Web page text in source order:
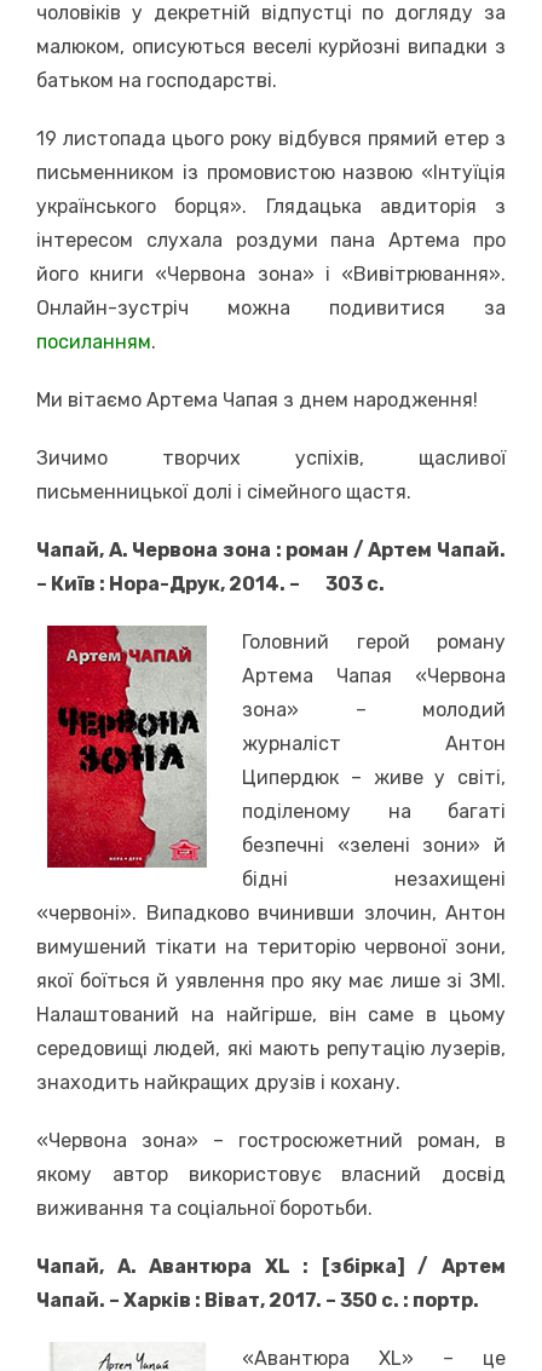
чоловіків у декретній відпустці по догляду за
малюком, описуються веселі курйозні випадки з
батьком на господарстві.
19 листопада цього року відбувся прямий етер з
письменником із промовистою назвою «Інтуїція
українського борця». Глядацька авдиторія з
інтересом слухала роздуми пана Артема про
його книги «Червона зона» і «Вивітрювання».
Онлайн-зустріч можна подивитися за
посиланням.
Ми вітаємо Артема Чапая з днем народження!
Зичимо творчих успіхів, щасливої
письменницької долі і сімейного щастя.
Чапай, А. Червона зона : роман / Артем Чапай.
– Київ : Нора-Друк, 2014. – 303 с.
Головний герой роману
Артема Чапая «Червона
зона» – молодий
журналіст Антон
Ципердюк – живе у світі,
поділеному на багаті
безпечні «зелені зони» й
бідні незахищені
«червоні». Випадково вчинивши злочин, Антон
вимушений тікати на територію червоної зони,
якої боїться й уявлення про яку має лише зі ЗМІ.
Налаштований на найгірше, він саме в цьому
середовищі людей, які мають репутацію лузерів,
знаходить найкращих друзів і кохану.
«Червона зона» – гостросюжетний роман, в
якому автор використовує власний досвід
виживання та соціальної боротьби.
Чапай, А. Авантюра XL : [збірка] / Артем
Чапай. – Харків : Віват, 2017. – 350 с. : портр.
«Авантюра XL» – це